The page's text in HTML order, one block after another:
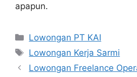
apapun.
Categories
Lowongan PT KAI
Tags
Lowongan Kerja Sarmi
Lowongan Freelance